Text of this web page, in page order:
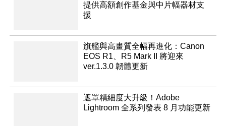
提供高額創作基金與中片幅器材支
援
旗艦與高畫質全幅再進化：Canon
EOS R1、R5 Mark II 將迎來
ver.1.3.0 韌體更新
遮罩精細度大升級！Adobe
Lightroom 全系列發表 8 月功能更新